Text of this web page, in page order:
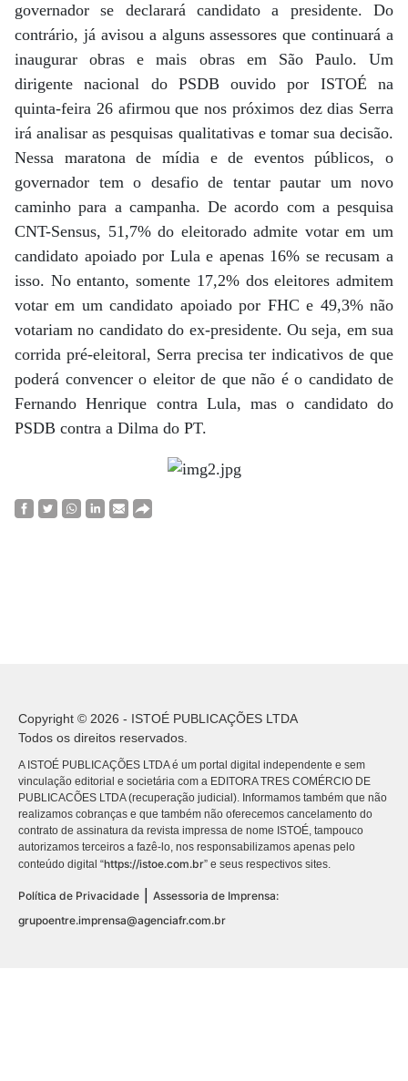
governador se declarará candidato a presidente. Do
contrário, já avisou a alguns assessores que continuará a
inaugurar obras e mais obras em São Paulo. Um
dirigente nacional do PSDB ouvido por ISTOÉ na
quinta-feira 26 afirmou que nos próximos dez dias Serra
irá analisar as pesquisas qualitativas e tomar sua decisão.
Nessa maratona de mídia e de eventos públicos, o
governador tem o desafio de tentar pautar um novo
caminho para a campanha. De acordo com a pesquisa
CNT-Sensus, 51,7% do eleitorado admite votar em um
candidato apoiado por Lula e apenas 16% se recusam a
isso. No entanto, somente 17,2% dos eleitores admitem
votar em um candidato apoiado por FHC e 49,3% não
votariam no candidato do ex-presidente. Ou seja, em sua
corrida pré-eleitoral, Serra precisa ter indicativos de que
poderá convencer o eleitor de que não é o candidato de
Fernando Henrique contra Lula, mas o candidato do
PSDB contra a Dilma do PT.
Copyright © 2026 - ISTOÉ PUBLICAÇÕES LTDA
Todos os direitos reservados.
A ISTOÉ PUBLICAÇÕES LTDA é um portal digital independente e sem
vinculação editorial e societária com a EDITORA TRES COMÉRCIO DE
PUBLICACÕES LTDA (recuperação judicial). Informamos também que não
realizamos cobranças e que também não oferecemos cancelamento do
contrato de assinatura da revista impressa de nome ISTOÉ, tampouco
autorizamos terceiros a fazê-lo, nos responsabilizamos apenas pelo
conteúdo digital “https://istoe.com.br” e seus respectivos sites.
Política de Privacidade | Assessoria de Imprensa:
grupoentre.imprensa@agenciafr.com.br